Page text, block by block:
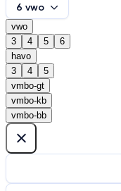
6 vwo
vwo
3
4 5
6
havo
3
4
5
vmbo-gt
vmbo-kb
vmbo-bb